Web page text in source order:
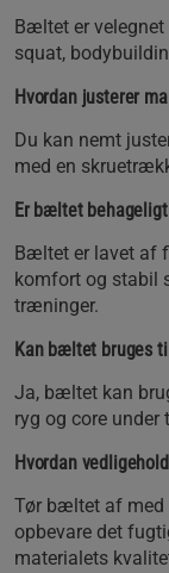
Bæltet er
squat,
Hvordan justerer
Du kan nemt
med en
Er bæltet
Bæltet er lavet af
komfort og stabil
træninger.
Kan bæltet bruges
Ja, bæltet kan
ryg og core under
Hvordan
Tør bæltet af med
opbevare det
materialets